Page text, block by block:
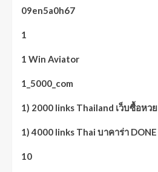
09en5a0h67
1
1 Win Aviator
1_5000_com
1) 2000 links Thailand เว็บซื้อหวย
1) 4000 links Thai บาคาร่า DONE
10